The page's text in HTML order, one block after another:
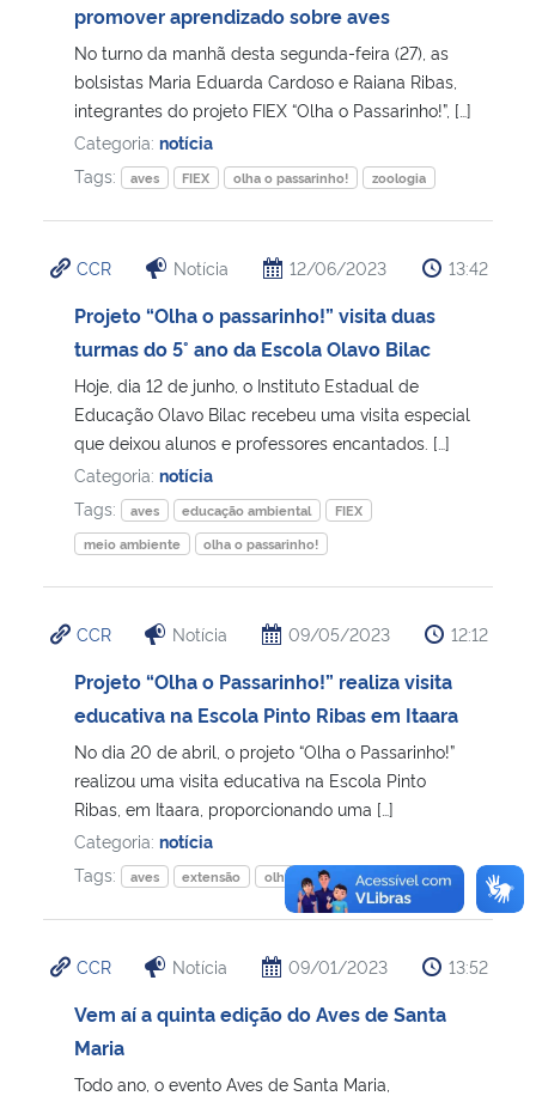
promover aprendizado sobre aves
No turno da manhã desta segunda-feira (27), as
bolsistas Maria Eduarda Cardoso e Raiana Ribas,
integrantes do projeto FIEX “Olha o Passarinho!”, […]
Categoria: notícia
Tags:
aves FIEX olha o passarinho! zoologia
CCR Notícia 12/06/2023 13:42
Projeto “Olha o passarinho!” visita duas
turmas do 5° ano da Escola Olavo Bilac
Hoje, dia 12 de junho, o Instituto Estadual de
Educação Olavo Bilac recebeu uma visita especial
que deixou alunos e professores encantados. […]
Categoria: notícia
Tags:
aves educação ambiental
FIEX
meio ambiente
olha o passarinho!
CCR Notícia 09/05/2023 12:12
Projeto “Olha o Passarinho!” realiza visita
educativa na Escola Pinto Ribas em Itaara
No dia 20 de abril, o projeto “Olha o Passarinho!”
realizou uma visita educativa na Escola Pinto
Ribas, em Itaara, proporcionando uma […]
Categoria: notícia
Tags:
aves extensão olha opassarinho!
CCR Notícia 09/01/2023 13:52
Vem aí a quinta edição do Aves de Santa
Maria
Todo ano, o evento Aves de Santa Maria,